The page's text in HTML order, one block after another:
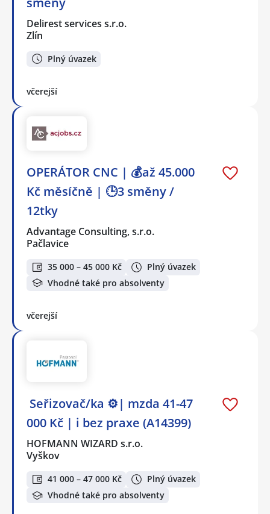
Delirest services s.r.o.
Zlín
Plný úvazek
včerejší
OPERÁTOR CNC | 💰až 45.000
Kč měsíčně | 🕒3 směny /
12tky
Advantage Consulting, s.r.o.
Pačlavice
35 000 – 45 000 Kč
Plný úvazek
Vhodné také pro absolventy
včerejší
️ Seřizovač/ka ⚙️| mzda 41-47
000 Kč | i bez praxe (A14399)
HOFMANN WIZARD s.r.o.
Vyškov
41 000 – 47 000 Kč
Plný úvazek
Vhodné také pro absolventy